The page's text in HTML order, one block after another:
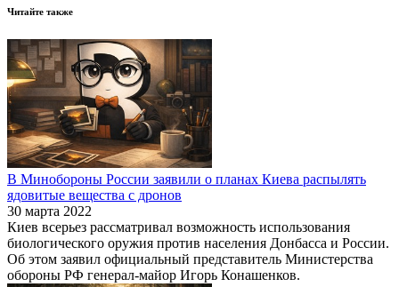
Читайте также
В Минобороны России заявили о планах Киева распылять
ядовитые вещества с дронов
30 марта 2022
Киев всерьез рассматривал возможность использования
биологического оружия против населения Донбасса и России.
Об этом заявил официальный представитель Министерства
обороны РФ генерал-майор Игорь Конашенков.